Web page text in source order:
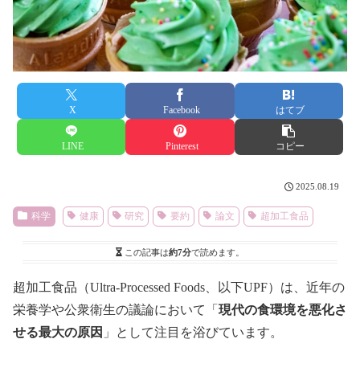
X Facebook はてブ
LINE Pinterest コピー
2025.08.19
科学 健康 研究 要約 論文 超加工食品
この記事は約7分で読めます。
超加工食品（Ultra-Processed Foods、以下UPF）は、近年の
栄養学や公衆衛生の議論において「 現代の食環境を悪化さ
せる最大の原因 」として注目を浴びています。